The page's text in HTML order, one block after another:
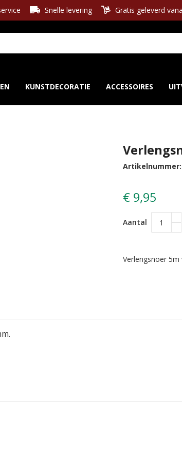
Snelle levering Gratis geleverd
KUNSTDECORATIE ACCESSOIRES
Artikelnummer:
€ 9,95
Aantal
Verlengsnoer